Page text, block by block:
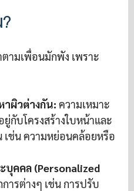
ามเพื่อนมักพัง เพราะ
ผิวต่างกัน: ความเหมาะ
กับโครงสร้างใบหน้าและ
ช่น ความหย่อนคล้อยหรือ
บุคคล (Personalized
ารต่างๆ เช่น การปรับ